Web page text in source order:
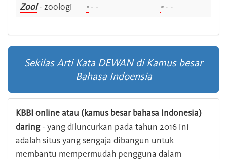
Zool- zoologi -- - -- -
Sekilas Arti Kata DEWAN di Kamus besar
Bahasa Indoensia
KBBI online atau (kamus besar bahasa Indonesia)
daring- yang diluncurkan pada tahun 2016 ini
adalah situs yang sengaja dibangun untuk
membantu mempermudah pengguna dalam